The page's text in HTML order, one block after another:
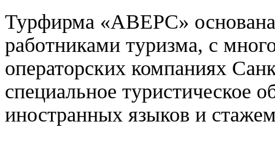
Турфирма «АВЕРС»
работниками туризма, с
операторских компаниях
специальное туристическое
иностранных языков и